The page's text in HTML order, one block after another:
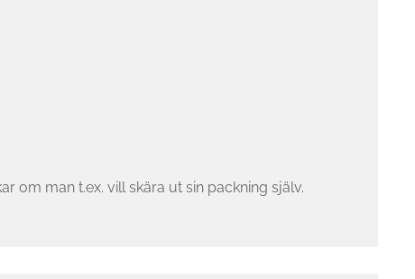
om man t.ex. vill skära ut sin packning själv.